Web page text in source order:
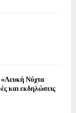
«Λευκή Νύχτα
και εκδηλώσεις